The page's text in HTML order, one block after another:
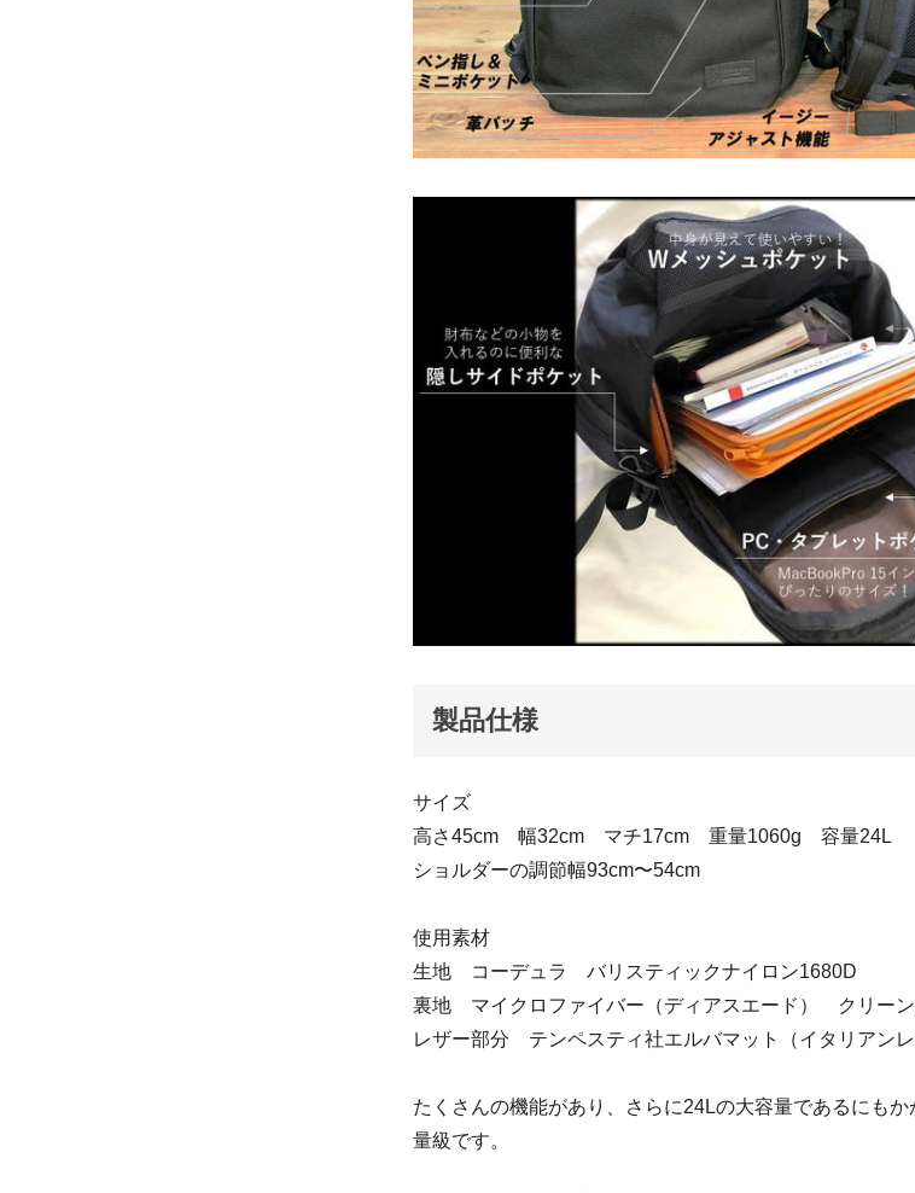
製品仕様
サイズ
高さ45cm 幅32cm マチ17cm 重量1060g 容量24L
ショルダーの調節幅93cm〜54cm
使用素材
生地 コーデュラ バリスティックナイロン1680D
裏地 マイクロファイバー（ディアスエード） クリーン
レザー部分 テンペスティ社エルバマット（イタリアンレ
たくさんの機能があり、さらに24Lの大容量であるにも
量級です。